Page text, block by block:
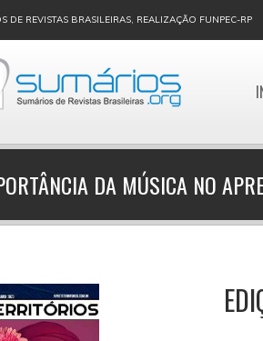
DE REVISTAS BRASILEIRAS, REALIZAÇÃO FUNPEC-RP
DA MÚSICA NO